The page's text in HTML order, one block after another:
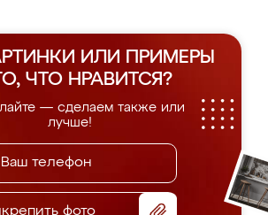
ИЛИ ПРИМЕРЫ
ЧТО НРАВИТСЯ?
— сделаем также или
лучше!
фото